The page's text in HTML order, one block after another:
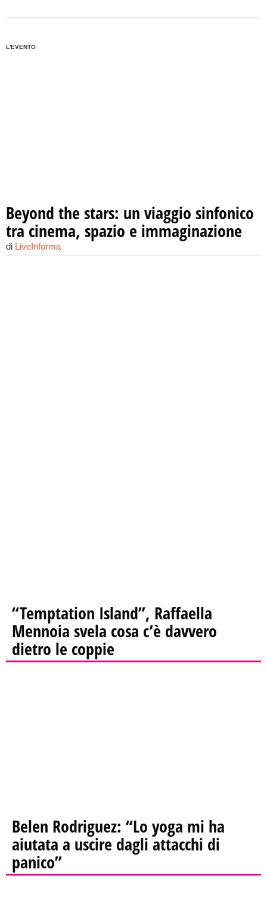
L'EVENTO
Beyond the stars: un viaggio sinfonico
tra cinema, spazio e immaginazione
di LiveInforma
“Temptation Island”, Raffaella
Mennoia svela cosa c’è davvero
dietro le coppie
Belen Rodriguez: “Lo yoga mi ha
aiutata a uscire dagli attacchi di
panico”